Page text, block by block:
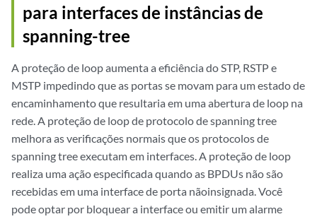
para interfaces de instâncias de
spanning-tree
A proteção de loop aumenta a eficiência do STP, RSTP e
MSTP impedindo que as portas se movam para um estado de
encaminhamento que resultaria em uma abertura de loop na
rede. A proteção de loop de protocolo de spanning tree
melhora as verificações normais que os protocolos de
spanning tree executam em interfaces. A proteção de loop
realiza uma ação especificada quando as BPDUs não são
recebidas em uma interface de porta nãoinsignada. Você
pode optar por bloquear a interface ou emitir um alarme